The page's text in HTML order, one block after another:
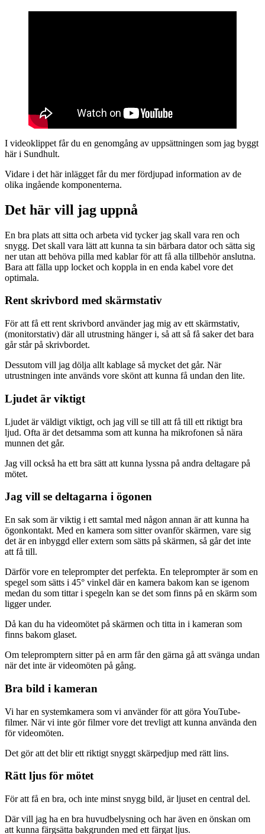
I videoklippet får du en genomgång av uppsättningen som jag byggt
här i Sundhult.
Vidare i det här inlägget får du mer fördjupad information av de
olika ingående komponenterna.
Det här vill jag uppnå
En bra plats att sitta och arbeta vid tycker jag skall vara ren och
snygg. Det skall vara lätt att kunna ta sin bärbara dator och sätta sig
ner utan att behöva pilla med kablar för att få alla tillbehör anslutna.
Bara att fälla upp locket och koppla in en enda kabel vore det
optimala.
Rent skrivbord med skärmstativ
För att få ett rent skrivbord använder jag mig av ett skärmstativ,
(monitorstativ) där all utrustning hänger i, så att så få saker det bara
går står på skrivbordet.
Dessutom vill jag dölja allt kablage så mycket det går. När
utrustningen inte används vore skönt att kunna få undan den lite.
Ljudet är viktigt
Ljudet är väldigt viktigt, och jag vill se till att få till ett riktigt bra
ljud. Ofta är det detsamma som att kunna ha mikrofonen så nära
munnen det går.
Jag vill också ha ett bra sätt att kunna lyssna på andra deltagare på
mötet.
Jag vill se deltagarna i ögonen
En sak som är viktig i ett samtal med någon annan är att kunna ha
ögonkontakt. Med en kamera som sitter ovanför skärmen, vare sig
det är en inbyggd eller extern som sätts på skärmen, så går det inte
att få till.
Därför vore en teleprompter det perfekta. En teleprompter är som en
spegel som sätts i 45° vinkel där en kamera bakom kan se igenom
medan du som tittar i spegeln kan se det som finns på en skärm som
ligger under.
Då kan du ha videomötet på skärmen och titta in i kameran som
finns bakom glaset.
Om telepromptern sitter på en arm får den gärna gå att svänga undan
när det inte är videomöten på gång.
Bra bild i kameran
Vi har en systemkamera som vi använder för att göra YouTube-
filmer. När vi inte gör filmer vore det trevligt att kunna använda den
för videomöten.
Det gör att det blir ett riktigt snyggt skärpedjup med rätt lins.
Rätt ljus för mötet
För att få en bra, och inte minst snygg bild, är ljuset en central del.
Där vill jag ha en bra huvudbelysning och har även en önskan om
att kunna färgsätta bakgrunden med ett färgat ljus.